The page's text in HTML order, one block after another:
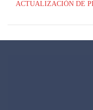
ACTUALIZACIÓN DE